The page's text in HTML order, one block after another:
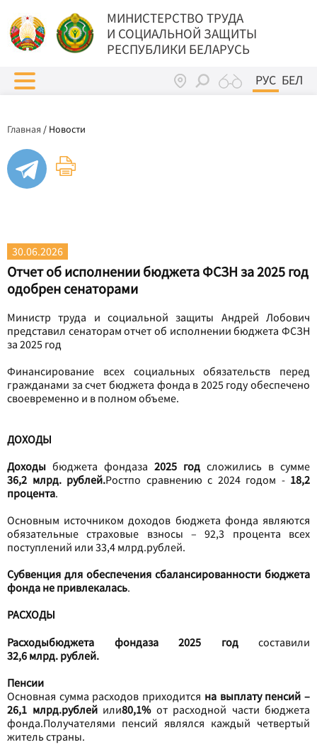
МИНИСТЕРСТВО ТРУДА
И СОЦИАЛЬНОЙ ЗАЩИТЫ
РЕСПУБЛИКИ БЕЛАРУСЬ
РУС БЕЛ
Главная / Новости
30.06.2026
Отчет об исполнении бюджета ФСЗН за 2025 год
одобрен сенаторами
Министр труда и социальной защиты Андрей Лобович
представил сенаторам отчет об исполнении бюджета ФСЗН
за 2025 год
Финансирование всех социальных обязательств перед
гражданами за счет бюджета фонда в 2025 году обеспечено
своевременно и в полном объеме.
ДОХОДЫ
Доходы бюджета фондаза 2025 год сложились в сумме
36,2 млрд. рублей.Ростпо сравнению с 2024 годом - 18,2
процента.
Основным источником доходов бюджета фонда являются
обязательные страховые взносы – 92,3 процента всех
поступлений или 33,4 млрд.рублей.
Субвенция для обеспечения сбалансированности бюджета
фонда не привлекалась.
РАСХОДЫ
Расходыбюджета фондаза 2025 годсоставили
32,6 млрд. рублей.
Пенсии
Основная сумма расходов приходится на выплату пенсий –
26,1 млрд.рублей или80,1%от расходной части бюджета
фонда.Получателями пенсий являлся каждый четвертый
житель страны.